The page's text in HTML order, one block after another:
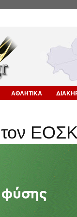
ΑΘΛΗΤΙΚΑ
τον